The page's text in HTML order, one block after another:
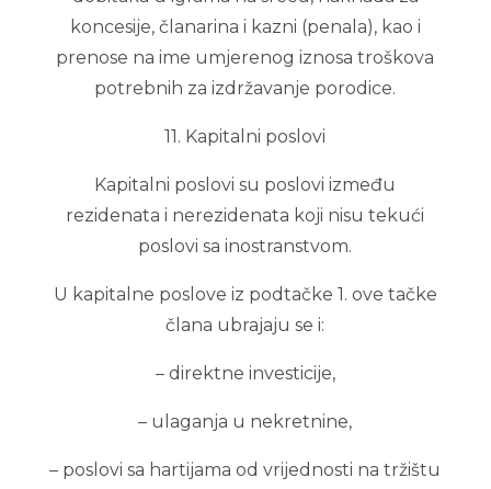
koncesije, članarina i kazni (penala), kao i
prenose na ime umjerenog iznosa troškova
potrebnih za izdržavanje porodice.
11. Kapitalni poslovi
Kapitalni poslovi su poslovi između
rezidenata i nerezidenata koji nisu tekući
poslovi sa inostranstvom.
U kapitalne poslove iz podtačke 1. ove tačke
člana ubrajaju se i:
– direktne investicije,
– ulaganja u nekretnine,
– poslovi sa hartijama od vrijednosti na tržištu